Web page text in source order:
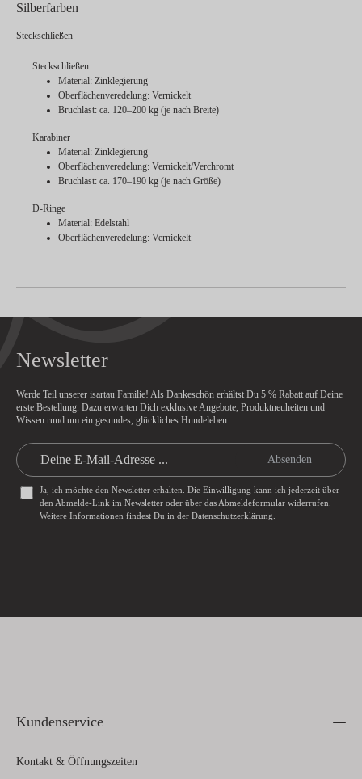
Silberfarben
Steckschließen
Steckschließen
Material: Zinklegierung
Oberflächenveredelung: Vernickelt
Bruchlast: ca. 120–200 kg (je nach Breite)
Karabiner
Material: Zinklegierung
Oberflächenveredelung: Vernickelt/Verchromt
Bruchlast: ca. 170–190 kg (je nach Größe)
D-Ringe
Material: Edelstahl
Oberflächenveredelung: Vernickelt
Newsletter
Werde Teil unserer isartau Familie! Als Dankeschön erhältst Du 5 % Rabatt auf Deine
erste Bestellung. Dazu erwarten Dich exklusive Angebote, Produktneuheiten und
Wissen rund um ein gesundes, glückliches Hundeleben.
Absenden
Ja, ich möchte den Newsletter erhalten. Die Einwilligung kann ich jederzeit über
den Abmelde-Link im Newsletter oder über das Abmeldeformularwiderrufen.
Weitere Informationen findest Du in der Datenschutzerklärung
Kundenservice
Kontakt & Öffnungszeiten